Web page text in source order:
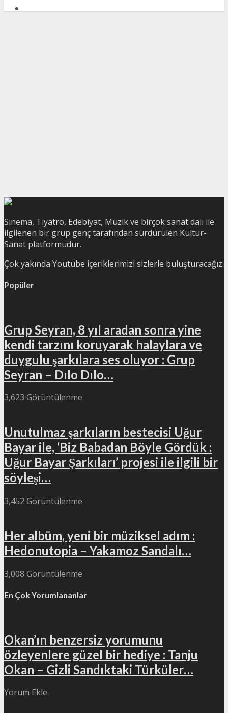
Sinema, Tiyatro, Edebiyat, Müzik ve birçok sanat dalı ile
ilgilenen bir grup genç tarafından sürdürülen Kültür-
Sanat platformudur.
Çok yakında Youtube içeriklerimizi sizlerle buluşturacağız.
Popüler
Grup Seyran, 8 yıl aradan sonra yine
kendi tarzını koruyarak halaylara ve
duygulu şarkılara ses oluyor : Grup
Seyran – Dılo Dılo…
3,623 Görüntülenme
Unutulmaz şarkıların bestecisi Uğur
Bayar ile, ‘Biz Babadan Böyle Gördük :
Uğur Bayar Şarkıları’ projesi ile ilgili bir
söyleşi…
3,452 Görüntülenme
Her albüm, yeni bir müziksel adım :
Hedonutopia – Yakamoz Sandalı…
3,008 Görüntülenme
En Çok Yorumlananlar
Okan’ın benzersiz yorumunu
özleyenlere güzel bir hediye : Tanju
Okan – Gizli Sandıktaki Türküler…
Yorum Ekle